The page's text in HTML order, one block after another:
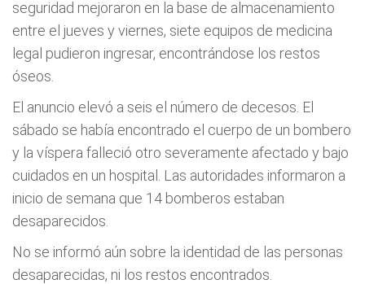
seguridad mejoraron en la base de almacenamiento
entre el jueves y viernes, siete equipos de medicina
legal pudieron ingresar, encontrándose los restos
óseos.
El anuncio elevó a seis el número de decesos. El
sábado se había encontrado el cuerpo de un bombero
y la víspera falleció otro severamente afectado y bajo
cuidados en un hospital. Las autoridades informaron a
inicio de semana que 14 bomberos estaban
desaparecidos.
No se informó aún sobre la identidad de las personas
desaparecidas, ni los restos encontrados.